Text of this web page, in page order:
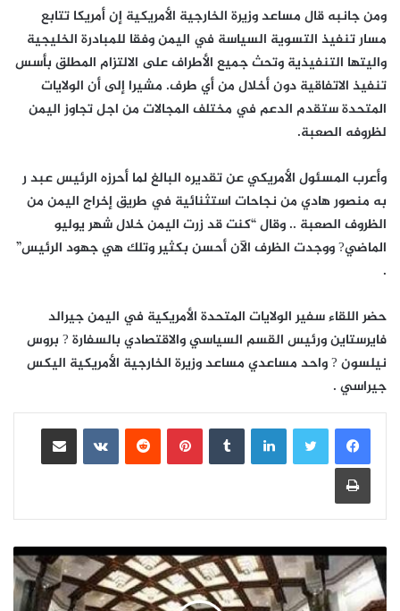
ومن جانبه قال مساعد وزيرة الخارجية الأمريكية إن أمريكا تتابع
مسار تنفيذ التسوية السياسة في اليمن وفقا للمبادرة الخليجية
واليتها التنفيذية وتحث جميع الأطراف على الالتزام المطلق بأسس
تنفيذ الاتفاقية دون أخلال من أي طرف. مشيرا إلى أن الولايات
المتحدة ستقدم الدعم في مختلف المجالات من اجل تجاوز اليمن
لظروفه الصعبة.
وأعرب المسئول الأمريكي عن تقديره البالغ لما أحرزه الرئيس عبد ر
به منصور هادي من نجاحات استثنائية في طريق إخراج اليمن من
الظروف الصعبة .. وقال “كنت قد زرت اليمن خلال شهر يوليو
الماضي? ووجدت الظرف الآن أحسن بكثير وتلك هي جهود الرئيس”
.
حضر اللقاء سفير الولايات المتحدة الأمريكية في اليمن جيرالد
فايرستاين ورئيس القسم السياسي والاقتصادي بالسفارة ? بروس
نيلسون ? واحد مساعدي مساعد وزيرة الخارجية الأمريكية اليكس
جيراسي .
لينكدإن بينتيريست
مشاركة عبر البريد
طباعة